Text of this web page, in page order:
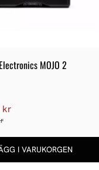
MOJO 2
kr